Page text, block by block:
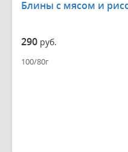
Блины с мясом и
290 руб.
100/80г